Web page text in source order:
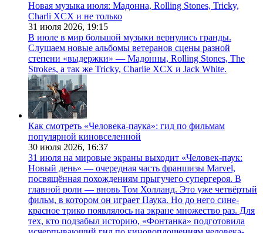
Новая музыка июля: Мадонна, Rolling Stones, Tricky,
Charli XCX и не только
31 июля 2026, 19:15
В июле в мир большой музыки вернулись гранды.
Слушаем новые альбомы ветеранов сцены разной
степени «выдержки» — Мадонны, Rolling Stones, The
Strokes, а так же Tricky, Charlie XCX и Jack White.
Как смотреть «Человека-паука»: гид по фильмам
популярной киновселенной
30 июля 2026, 16:37
31 июля на мировые экраны выходит «Человек-паук:
Новый день» — очередная часть франшизы Marvel,
посвящённая похождениям прыгучего супергероя. В
главной роли — вновь Том Холланд. Это уже четвёртый
фильм, в котором он играет Паука. Но до него сине-
красное трико появлялось на экране множество раз. Для
тех, кто подзабыл историю, «Фонтанка» подготовила